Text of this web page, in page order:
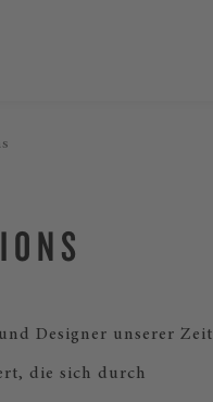
Designer unserer Zeit
die sich durch